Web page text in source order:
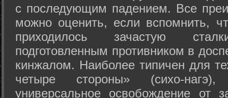
с последующим падением. Все
можно оценить, если вспомнить,
приходилось зачастую
подготовленным противником в
кинжалом. Наиболее типичен для
четыре стороны» (сихо-
универсальное освобождение от